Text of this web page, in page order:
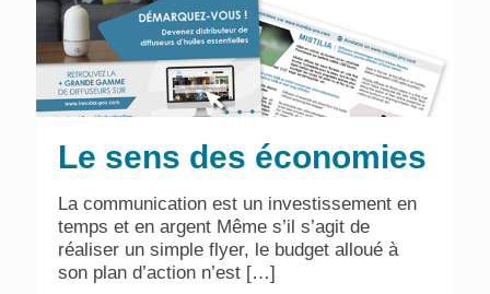
Le sens des économies
La communication est un investissement en
temps et en argent Même s’il s’agit de
réaliser un simple flyer, le budget alloué à
son plan d’action n’est […]